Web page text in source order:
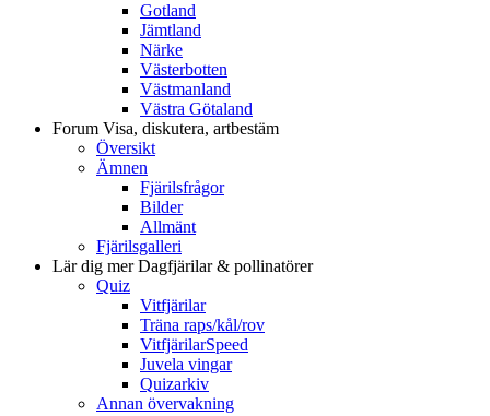
Gotland
Jämtland
Närke
Västerbotten
Västmanland
Västra Götaland
Forum Visa, diskutera, artbestäm
Översikt
Ämnen
Fjärilsfrågor
Bilder
Allmänt
Fjärilsgalleri
Lär dig merDagfjärilar & pollinatörer
Quiz
Vitfjärilar
Träna raps/kål/rov
VitfjärilarSpeed
Juvela vingar
Quizarkiv
Annan övervakning